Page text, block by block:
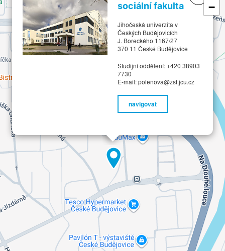
sociální fakulta
Jihočeská univerzita v
Českých Budějovicích
J. Boreckého 1167/27
370 11 České Budějovice
Studijní oddělení: +420 38903
7730
E-mail: polenova@zsf.jcu.cz
navigovat
−